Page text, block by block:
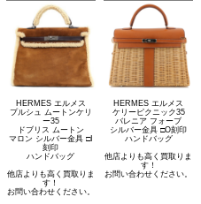
HERMES エルメス
プルシュ ムートンケリ
ー35
ドブリス ムートン
マロン シルバー金具 □I
刻印
ハンドバッグ
他店よりも高く買取りま
す！
お問い合わせください。
HERMES エルメス
ケリーピクニック35
バレニア フォーブ
シルバー金具 □O刻印
ハンドバッグ
他店よりも高く買取りま
す！
お問い合わせください。